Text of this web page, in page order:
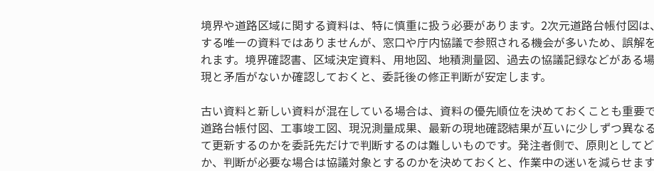
境界や道路区域に関する資料は、特に慎重に扱う必要があります。2次元道路台帳付図
する唯一の資料ではありませんが、窓口や庁内協議で参照される機会が多いため、誤解
れます。境界確認書、区域決定資料、用地図、地積測量図、過去の協議記録などがある
現と矛盾がないか確認しておくと、委託後の修正判断が安定します。
古い資料と新しい資料が混在している場合は、資料の優先順位を決めておくことも重要
道路台帳付図、工事竣工図、現況測量成果、最新の現地確認結果が互いに少しずつ異な
て更新するのかを委託先だけで判断するのは難しいものです。発注者側で、原則として
か、判断が必要な場合は協議対象とするのかを決めておくと、作業中の迷いを減らせます